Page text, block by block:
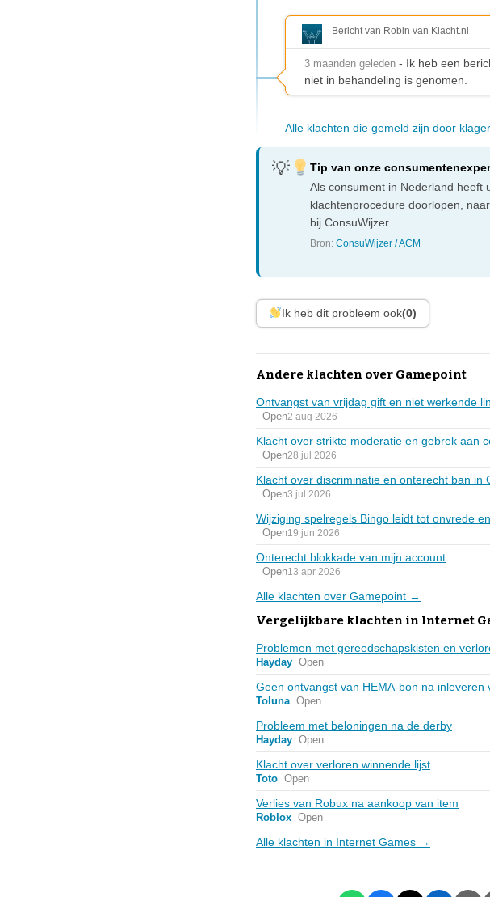
Bericht van Robin van Klacht.nl
3 maanden geleden - Ik heb een
niet in behandeling is genomen.
Alle klachten die gemeld zijn door
Tip van onze
Als consument in Nederland heeft
klachtenprocedure doorlopen,
bij ConsuWijzer.
Bron:ConsuWijzer / ACM
Ik heb dit probleem ook(0)
Andere klachten over Gamepoint
Ontvangst van vrijdag gift en niet werkende
Open2 aug 2026
Klacht over strikte moderatie en gebrek aan
Open28 jul 2026
Klacht over discriminatie en onterecht ban in
Open3 jul 2026
Wijziging spelregels Bingo leidt tot onvrede
Open19 jun 2026
Onterecht blokkade van mijn account
Open13 apr 2026
Alle klachten over Gamepoint →
Vergelijkbare klachten in Internet
Problemen met gereedschapskisten en
Hayday Open
Geen ontvangst van HEMA-bon na inleveren
Toluna Open
Probleem met beloningen na de derby
Hayday Open
Klacht over verloren winnende lijst
Toto Open
Verlies van Robux na aankoop van item
Roblox Open
Alle klachten in Internet Games →